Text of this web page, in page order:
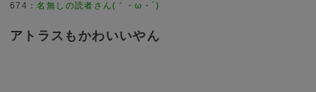
674 ：名無しの読者さん(｀・ω・´)
アトラスもかわいいやん